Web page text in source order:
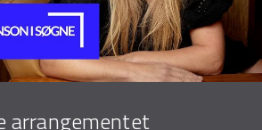
arrangementet